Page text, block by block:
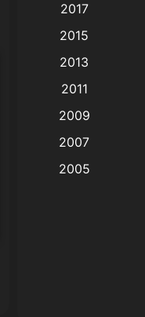
Animation แอนิเมชัน
anime(9)
Big tits (นมใหญ่)
Bitch (ผู้หญิงร่าน)
2017
2015
2013
2011
2009
2007
2005